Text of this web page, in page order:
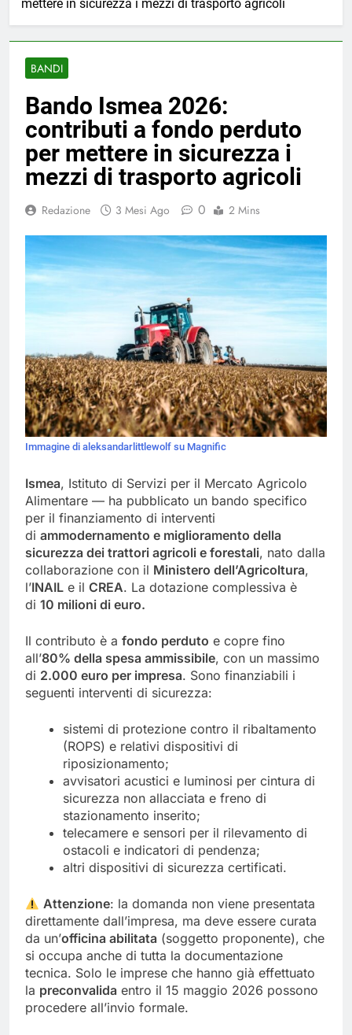
mettere in sicurezza i mezzi di trasporto agricoli
BANDI
Bando Ismea 2026:
contributi a fondo perduto
per mettere in sicurezza i
mezzi di trasporto agricoli
Redazione 3 Mesi Ago 0 2 Mins
Immagine di aleksandarlittlewolf su Magnific
Ismea, Istituto di Servizi per il Mercato Agricolo
Alimentare — ha pubblicato un bando specifico
per il finanziamento di interventi
di ammodernamento e miglioramento della
sicurezza dei trattori agricoli e forestali, nato dalla
collaborazione con il Ministero dell’Agricoltura,
l’INAIL e il CREA. La dotazione complessiva è
di 10 milioni di euro.
Il contributo è a fondo perduto e copre fino
all’80% della spesa ammissibile, con un massimo
di 2.000 euro per impresa. Sono finanziabili i
seguenti interventi di sicurezza:
sistemi di protezione contro il ribaltamento
(ROPS) e relativi dispositivi di
riposizionamento;
avvisatori acustici e luminosi per cintura di
sicurezza non allacciata e freno di
stazionamento inserito;
telecamere e sensori per il rilevamento di
ostacoli e indicatori di pendenza;
altri dispositivi di sicurezza certificati.
Attenzione: la domanda non viene presentata
direttamente dall’impresa, ma deve essere curata
da un’officina abilitata (soggetto proponente), che
si occupa anche di tutta la documentazione
tecnica. Solo le imprese che hanno già effettuato
la preconvalida entro il 15 maggio 2026 possono
procedere all’invio formale.